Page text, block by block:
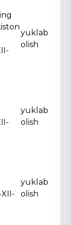
yuklab
olish
yuklab
olish
yuklab
olish